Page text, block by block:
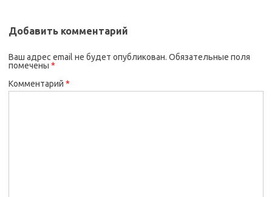
Добавить комментарий
Ваш адрес email не будет опубликован. Обязательные поля
помечены *
Комментарий *